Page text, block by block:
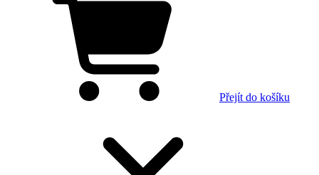
Přejít do košíku